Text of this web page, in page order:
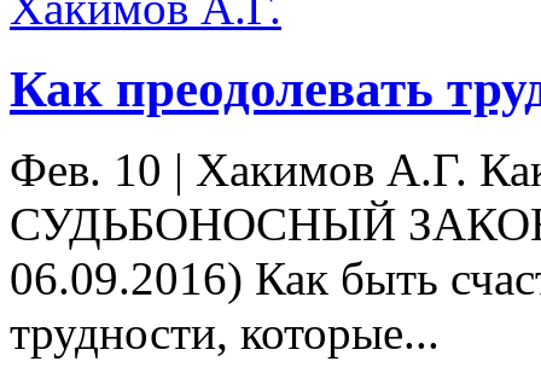
Как преодолевать
Фев. 10 | Хакимов А.Г.
СУДЬБОНОСНЫЙ
06.09.2016) Как быть
трудности, которые...